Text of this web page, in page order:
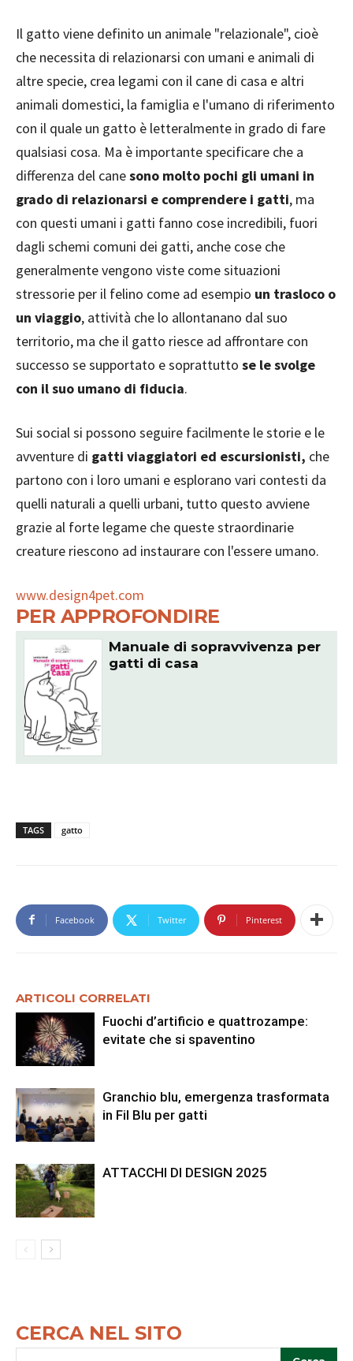
Il gatto viene definito un animale "relazionale", cioè
che necessita di relazionarsi con umani e animali di
altre specie, crea legami con il cane di casa e altri
animali domestici, la famiglia e l'umano di riferimento
con il quale un gatto è letteralmente in grado di fare
qualsiasi cosa. Ma è importante specificare che a
differenza del canesono molto pochi gli umani in
grado di relazionarsi e comprendere i gatti, ma
con questi umani i gatti fanno cose incredibili, fuori
dagli schemi comuni dei gatti, anche cose che
generalmente vengono viste come situazioni
stressorie per il felino come ad esempio un trasloco o
un viaggio, attività che lo allontanano dal suo
territorio, ma che il gatto riesce ad affrontare con
successo se supportato e soprattutto se le svolge
con il suo umano di fiducia.
Sui social si possono seguire facilmente le storie e le
avventure di gatti viaggiatori ed escursionisti, che
partono con i loro umani e esplorano vari contesti da
quelli naturali a quelli urbani, tutto questo avviene
grazie al forte legame che queste straordinarie
creature riescono ad instaurare con l'essere umano.
www.design4pet.com
PER APPROFONDIRE
Manuale di sopravvivenza per
gatti di casa
TAGS gatto
Facebook Twitter Pinterest
ARTICOLI CORRELATI
Fuochi d’artificio e quattrozampe:
evitate che si spaventino
Granchio blu, emergenza trasformata
in Fil Blu per gatti
ATTACCHI DI DESIGN 2025
CERCA NEL SITO